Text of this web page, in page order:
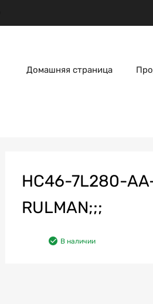
Домашняя страница
HC46-7L280-
RULMAN;;;
В наличии